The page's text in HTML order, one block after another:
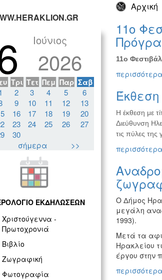
Αρχική
Ιούνιος
2026
Τρι Τετ Πεμ Παρ Σαβ
2 3 4 5
6
9 10 11 12
13
16 17 18 19
20
23 24 25 26
27
30
σήμερα >>
ΕΚΔΗΛΩΣΕΩΝ
Χριστούγεννα -
Πρωτοχρονιά
Βιβλίο
Ζωγραφική
Φωτογραφία
11ο
11ο
Η έκθεση με
Διεύθυνση
τις πύλες της
Ο Δήμος
μεγάλη
1993).
Μετά τα
Ηρακλείου
έργου στην